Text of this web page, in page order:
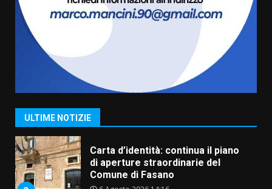
ULTIME NOTIZIE
Truffatori in azione nelle
frazioni fasanesi
5 Agosto 2026 11:03
1
Fasanese ferito a colpi di arma
da fuoco
6 Agosto 2026 18:13
Carta d’identità: continua il piano
di aperture straordinarie del
Comune di Fasano